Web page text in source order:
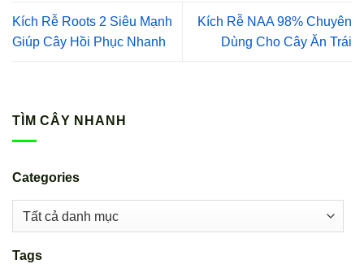
Kích Rễ Roots 2 Siêu Mạnh
Giúp Cây Hồi Phục Nhanh
Kích Rễ NAA 98% Chuyên
Dùng Cho Cây Ăn Trái
TÌM CÂY NHANH
Categories
Tags